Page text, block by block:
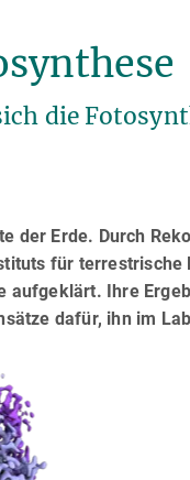
die
der Erde. Durch
für terrestrische
aufgeklärt. Ihre
dafür, ihn im